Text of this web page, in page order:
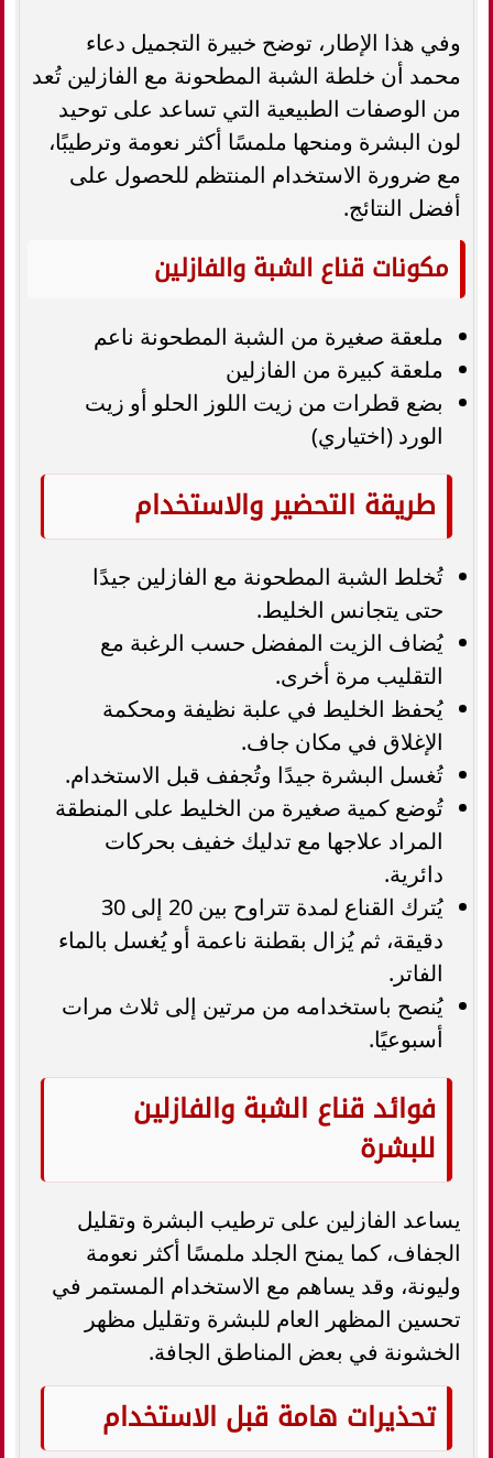
وفي هذا الإطار، توضح خبيرة التجميل دعاء
محمد أن خلطة الشبة المطحونة مع الفازلين تُعد
من الوصفات الطبيعية التي تساعد على توحيد
لون البشرة ومنحها ملمسًا أكثر نعومة وترطيبًا،
مع ضرورة الاستخدام المنتظم للحصول على
أفضل النتائج.
مكونات قناع الشبة والفازلين
ملعقة صغيرة من الشبة المطحونة ناعم
ملعقة كبيرة من الفازلين
بضع قطرات من زيت اللوز الحلو أو زيت
الورد (اختياري)
طريقة التحضير والاستخدام
تُخلط الشبة المطحونة مع الفازلين جيدًا
حتى يتجانس الخليط.
يُضاف الزيت المفضل حسب الرغبة مع
التقليب مرة أخرى.
يُحفظ الخليط في علبة نظيفة ومحكمة
الإغلاق في مكان جاف.
تُغسل البشرة جيدًا وتُجفف قبل الاستخدام.
تُوضع كمية صغيرة من الخليط على المنطقة
المراد علاجها مع تدليك خفيف بحركات
دائرية.
يُترك القناع لمدة تتراوح بين 20 إلى 30
دقيقة، ثم يُزال بقطنة ناعمة أو يُغسل بالماء
الفاتر.
يُنصح باستخدامه من مرتين إلى ثلاث مرات
أسبوعيًا.
فوائد قناع الشبة والفازلين
للبشرة
يساعد الفازلين على ترطيب البشرة وتقليل
الجفاف، كما يمنح الجلد ملمسًا أكثر نعومة
وليونة، وقد يساهم مع الاستخدام المستمر في
تحسين المظهر العام للبشرة وتقليل مظهر
الخشونة في بعض المناطق الجافة.
تحذيرات هامة قبل الاستخدام